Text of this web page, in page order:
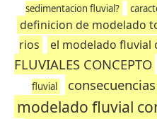
sedimentacion fluvial?
definicion de modelado
rios
el modelado fluvial
FLUVIALES CONCEPTO
fluvial
modelado fluvial